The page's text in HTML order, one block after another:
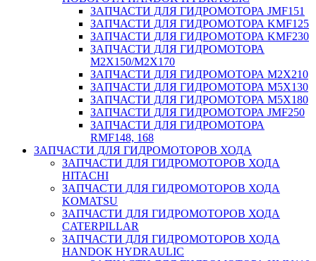
ЗАПЧАСТИ ДЛЯ ГИДРОМОТОРА JMF151
ЗАПЧАСТИ ДЛЯ ГИДРОМОТОРА KMF125
ЗАПЧАСТИ ДЛЯ ГИДРОМОТОРА KMF230
ЗАПЧАСТИ ДЛЯ ГИДРОМОТОРА
M2X150/M2X170
ЗАПЧАСТИ ДЛЯ ГИДРОМОТОРА M2X210
ЗАПЧАСТИ ДЛЯ ГИДРОМОТОРА M5X130
ЗАПЧАСТИ ДЛЯ ГИДРОМОТОРА M5X180
ЗАПЧАСТИ ДЛЯ ГИДРОМОТОРА JMF250
ЗАПЧАСТИ ДЛЯ ГИДРОМОТОРА
RMF148, 168
ЗАПЧАСТИ ДЛЯ ГИДРОМОТОРОВ ХОДА
ЗАПЧАСТИ ДЛЯ ГИДРОМОТОРОВ ХОДА
HITACHI
ЗАПЧАСТИ ДЛЯ ГИДРОМОТОРОВ ХОДА
KOMATSU
ЗАПЧАСТИ ДЛЯ ГИДРОМОТОРОВ ХОДА
CATERPILLAR
ЗАПЧАСТИ ДЛЯ ГИДРОМОТОРОВ ХОДА
HANDOK HYDRAULIC